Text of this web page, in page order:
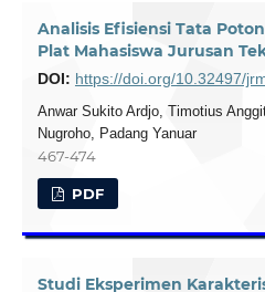
Analisis Efisiensi Tata
Plat Mahasiswa Jurusan
DOI: https://doi.org/10.32497/
Anwar Sukito Ardjo, Timotius
Nugroho, Padang Yanuar
467-474
PDF
Studi Eksperimen